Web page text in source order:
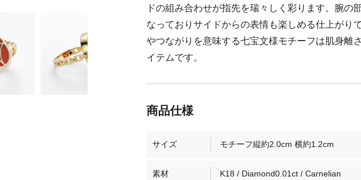
ドの組み合わせが指先を瑞々しく彩ります。腕の
なっておりサイドからの表情も楽しめる仕上がり
やつながりを意味する七宝文様モチーフは肌身離
イテムです。
サイズ モチーフ縦約2.0cm 横約1.2cm
素材 K18 / Diamond0.01ct / Carnelian